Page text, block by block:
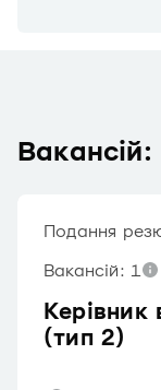
Керівник
(тип 2)
Подання
Вакансій: 1